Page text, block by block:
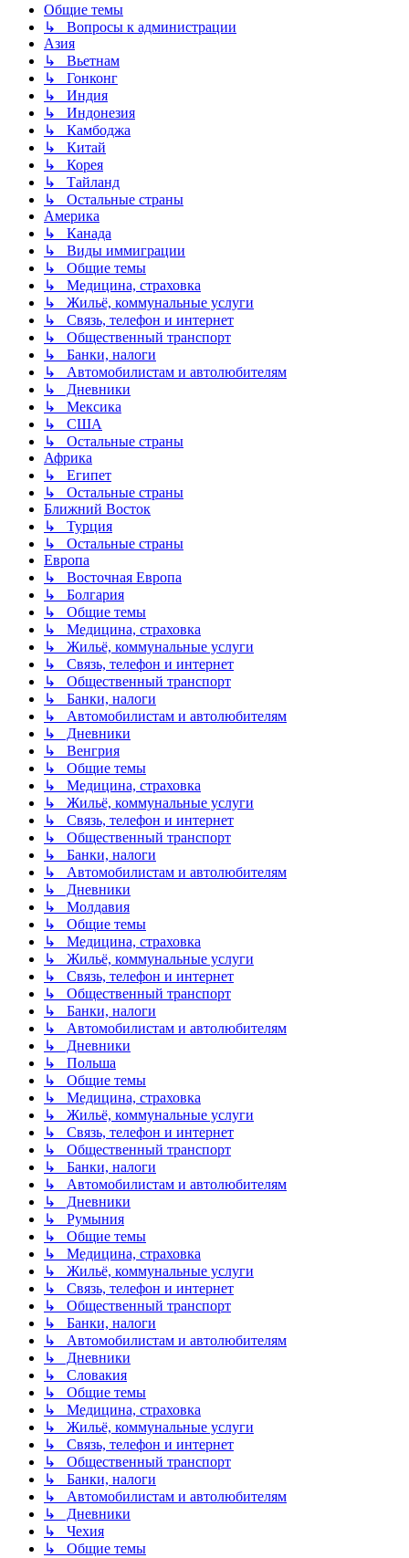
Общие темы
↳ Вопросы к администрации
Азия
↳ Вьетнам
↳ Гонконг
↳ Индия
↳ Индонезия
↳ Камбоджа
↳ Китай
↳ Корея
↳ Тайланд
↳ Остальные страны
Америка
↳ Канада
↳ Виды иммиграции
↳ Общие темы
↳ Медицина, страховка
↳ Жильё, коммунальные услуги
↳ Связь, телефон и интернет
↳ Общественный транспорт
↳ Банки, налоги
↳ Автомобилистам и автолюбителям
↳ Дневники
↳ Мексика
↳ США
↳ Остальные страны
Африка
↳ Египет
↳ Остальные страны
Ближний Восток
↳ Турция
↳ Остальные страны
Европа
↳ Восточная Европа
↳ Болгария
↳ Общие темы
↳ Медицина, страховка
↳ Жильё, коммунальные услуги
↳ Связь, телефон и интернет
↳ Общественный транспорт
↳ Банки, налоги
↳ Автомобилистам и автолюбителям
↳ Дневники
↳ Венгрия
↳ Общие темы
↳ Медицина, страховка
↳ Жильё, коммунальные услуги
↳ Связь, телефон и интернет
↳ Общественный транспорт
↳ Банки, налоги
↳ Автомобилистам и автолюбителям
↳ Дневники
↳ Молдавия
↳ Общие темы
↳ Медицина, страховка
↳ Жильё, коммунальные услуги
↳ Связь, телефон и интернет
↳ Общественный транспорт
↳ Банки, налоги
↳ Автомобилистам и автолюбителям
↳ Дневники
↳ Польша
↳ Общие темы
↳ Медицина, страховка
↳ Жильё, коммунальные услуги
↳ Связь, телефон и интернет
↳ Общественный транспорт
↳ Банки, налоги
↳ Автомобилистам и автолюбителям
↳ Дневники
↳ Румыния
↳ Общие темы
↳ Медицина, страховка
↳ Жильё, коммунальные услуги
↳ Связь, телефон и интернет
↳ Общественный транспорт
↳ Банки, налоги
↳ Автомобилистам и автолюбителям
↳ Дневники
↳ Словакия
↳ Общие темы
↳ Медицина, страховка
↳ Жильё, коммунальные услуги
↳ Связь, телефон и интернет
↳ Общественный транспорт
↳ Банки, налоги
↳ Автомобилистам и автолюбителям
↳ Дневники
↳ Чехия
↳ Общие темы